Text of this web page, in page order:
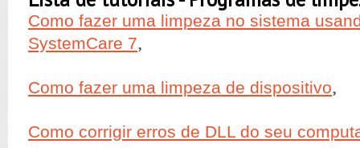
Como fazer uma limpeza no sistema
SystemCare 7,
Como fazer uma limpeza de dispositivo,
Como corrigir erros de DLL do seu